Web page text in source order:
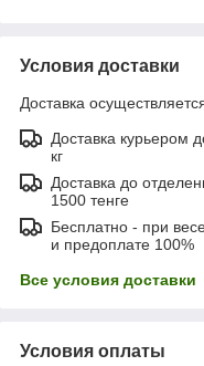
Условия доставки
Доставка
Доставка курьером
кг
Доставка до
1500 тенге
Бесплатно - при
и предоплате 100%
Все условия доставки
Условия оплаты